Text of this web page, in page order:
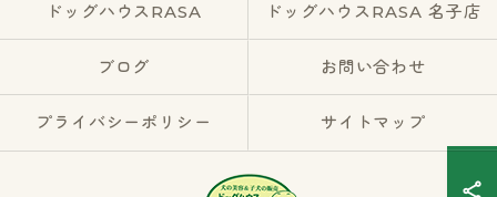
ドッグハウスRASA ドッグハウスRASA 名子店
ブログ お問い合わせ
プライバシーポリシー サイトマップ